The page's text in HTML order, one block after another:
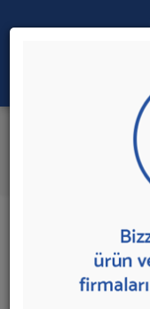
Buhar